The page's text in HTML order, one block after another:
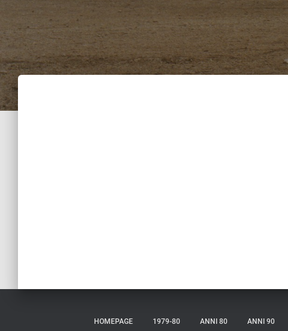
HOMEPAGE 1979-80 ANNI 80 ANNI 90